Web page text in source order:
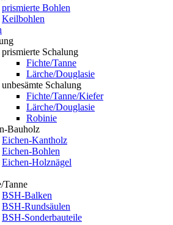
prismierte Bohlen
Keilbohlen
prismierte Schalung
Fichte/Tanne
Lärche/Douglasie
unbesämte Schalung
Fichte/Tanne/Kiefer
Lärche/Douglasie
Robinie
Bauholz
Eichen-Kantholz
Eichen-Bohlen
Eichen-Holznägel
Tanne
BSH-Balken
BSH-Rundsäulen
BSH-Sonderbauteile